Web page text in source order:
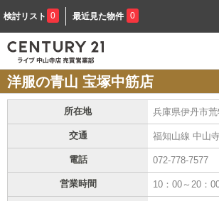
検討リスト 0 最近見た物件 0
洋服の青山 宝塚中筋店
所在地 兵庫県伊丹市
交通 福知山線 中山
電話 072-778-7577
営業時間 10：00～20：